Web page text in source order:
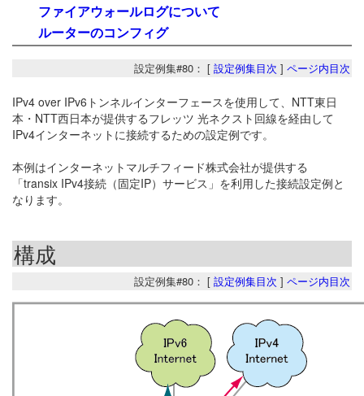
ファイアウォールログについて
ルーターのコンフィグ
設定例集#80： [ 設定例集目次 ] ページ内目次
IPv4 over IPv6トンネルインターフェースを使用して、NTT東日
本・NTT西日本が提供するフレッツ 光ネクスト回線を経由して
IPv4インターネットに接続するための設定例です。
本例はインターネットマルチフィード株式会社が提供する
「transix IPv4接続（固定IP）サービス」を利用した接続設定例と
なります。
構成
設定例集#80： [ 設定例集目次 ] ページ内目次